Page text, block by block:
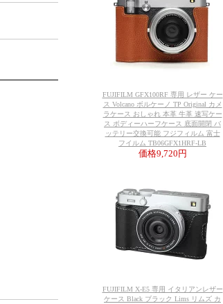
FUJIFILM GFX100RF 専用 レザー ケー
ス Volcano ボルケーノ TP Original カメ
ラケース おしゃれ 本革 牛革 速写ケー
ス ボディーハーフケース 底面開閉 バ
ッテリー交換可能 フジフィルム 富士
フイルム TB06GFX1HRF-LB
価格9,720円
FUJIFILM X-E5 専用 イタリアンレザー
ケース Black ブラック Lims リムズ カ